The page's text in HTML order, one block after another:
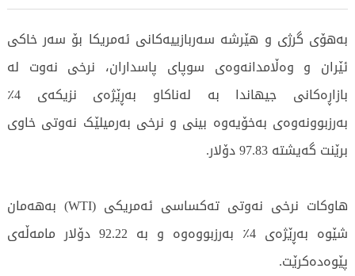
بەهۆی گرژی و هێرشە سەربازییەکانی ئەمریکا بۆ سەر خاکی
ئێران و وەڵامدانەوەی سوپای پاسداران، نرخی نەوت لە
بازاڕەکانی جیهاندا بە لەناکاو بەڕێژەی نزیکەی 4٪
بەرزبوونەوەی بەخۆیەوە بینی و نرخی بەرمیلێک نەوتی خاوی
برێنت گەیشتە 97.83 دۆلار.
هاوکات نرخی نەوتی تەکساسی ئەمریکی (WTI) بەهەمان
شێوە بەڕێژەی 4٪ بەرزبووەوە و بە 92.22 دۆلار مامەڵەی
پێوەدەکرێت.